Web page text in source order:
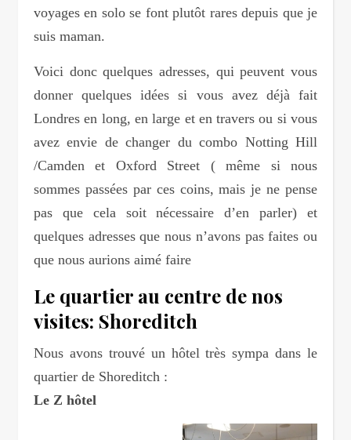
voyages en solo se font plutôt rares depuis que je
suis maman.
Voici donc quelques adresses, qui peuvent vous
donner quelques idées si vous avez déjà fait
Londres en long, en large et en travers ou si vous
avez envie de changer du combo Notting Hill
/Camden et Oxford Street ( même si nous
sommes passées par ces coins, mais je ne pense
pas que cela soit nécessaire d’en parler) et
quelques adresses que nous n’avons pas faites ou
que nous aurions aimé faire
Le quartier au centre de nos
visites: Shoreditch
Nous avons trouvé un hôtel très sympa dans le
quartier de Shoreditch :
Le Z hôtel